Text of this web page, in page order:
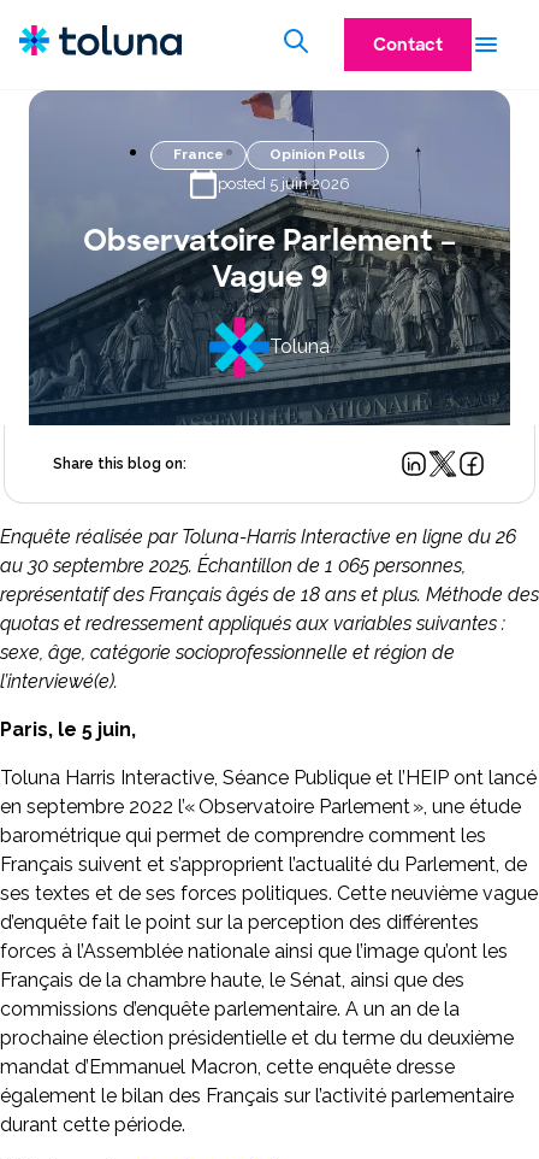
Contact
France Opinion Polls
posted 5 juin 2026
Observatoire Parlement –
Vague 9
Toluna
Share this blog on:
Enquête réalisée par Toluna-Harris Interactive en ligne du 26
au 30 septembre 2025. Échantillon de 1 065 personnes,
représentatif des Français âgés de 18 ans et plus. Méthode des
quotas et redressement appliqués aux variables suivantes :
sexe, âge, catégorie socioprofessionnelle et région de
l’interviewé(e).
Paris, le 5 juin,
Toluna Harris Interactive, Séance Publique et l’HEIP ont lancé
en septembre 2022 l’« Observatoire Parlement », une étude
barométrique qui permet de comprendre comment les
Français suivent et s’approprient l’actualité du Parlement, de
ses textes et de ses forces politiques. Cette neuvième vague
d’enquête fait le point sur la perception des différentes
forces à l’Assemblée nationale ainsi que l’image qu’ont les
Français de la chambre haute, le Sénat, ainsi que des
commissions d’enquête parlementaire. A un an de la
prochaine élection présidentielle et du terme du deuxième
mandat d’Emmanuel Macron, cette enquête dresse
également le bilan des Français sur l’activité parlementaire
durant cette période.